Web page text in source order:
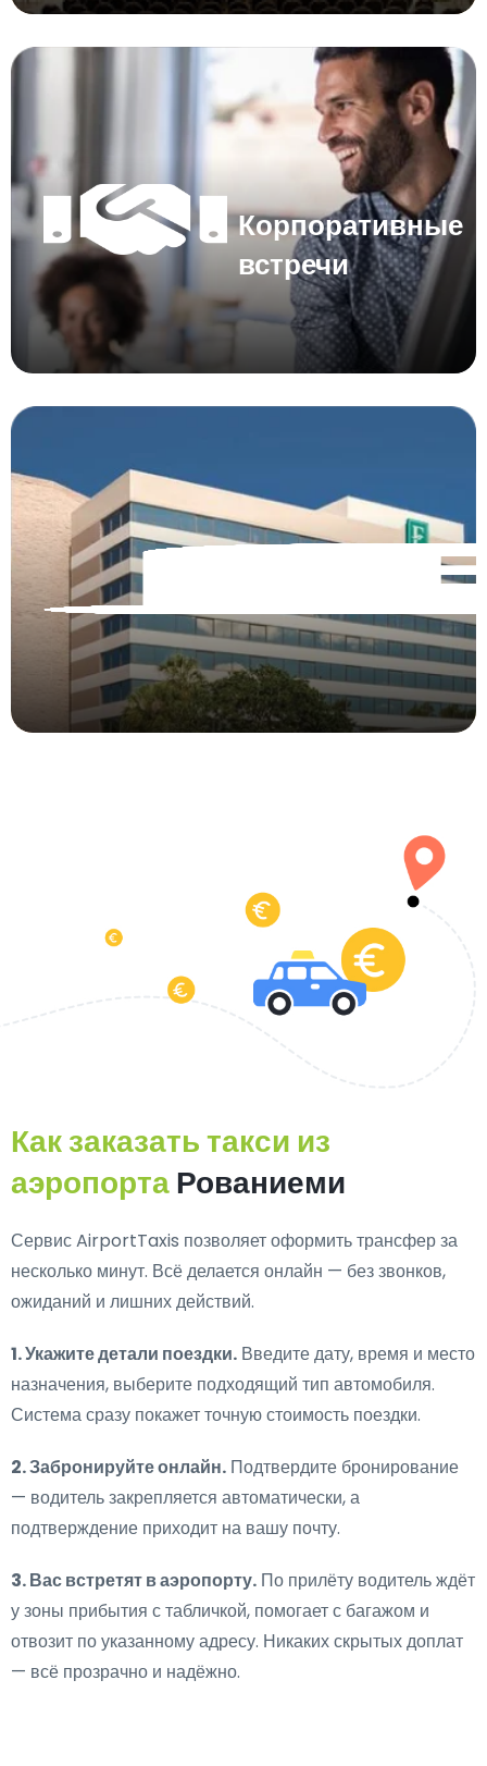
Корпоративные
встречи
Как заказать такси из
аэропортаРованиеми
Сервис AirportTaxis позволяет оформить трансфер за
несколько минут. Всё делается онлайн — без звонков,
ожиданий и лишних действий.
1. Укажите детали поездки. Введите дату, время и место
назначения, выберите подходящий тип автомобиля.
Система сразу покажет точную стоимость поездки.
2. Забронируйте онлайн. Подтвердите бронирование
— водитель закрепляется автоматически, а
подтверждение приходит на вашу почту.
3. Вас встретят в аэропорту. По прилёту водитель ждёт
у зоны прибытия с табличкой, помогает с багажом и
отвозит по указанному адресу. Никаких скрытых доплат
— всё прозрачно и надёжно.